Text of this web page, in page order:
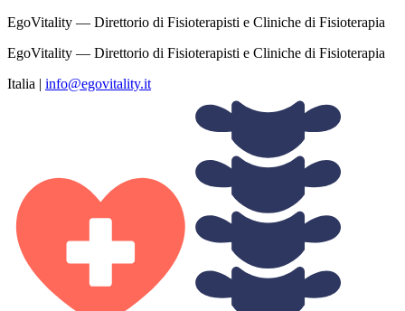
EgoVitality — Direttorio di Fisioterapisti e Cliniche di Fisioterapia
EgoVitality — Direttorio di Fisioterapisti e Cliniche di Fisioterapia
Italia | info@egovitality.it